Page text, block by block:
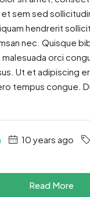
et sem sed
hendrerit
nec. Quisque
orci
Ut et adipiscing
tempus congue.
10 years ago
Read More